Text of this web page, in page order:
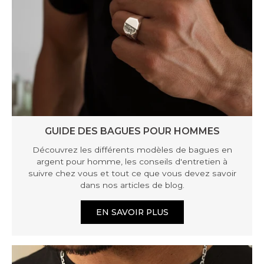
GUIDE DES BAGUES POUR HOMMES
Découvrez les différents modèles de bagues en
argent pour homme, les conseils d'entretien à
suivre chez vous et tout ce que vous devez savoir
dans nos articles de blog.
EN SAVOIR PLUS